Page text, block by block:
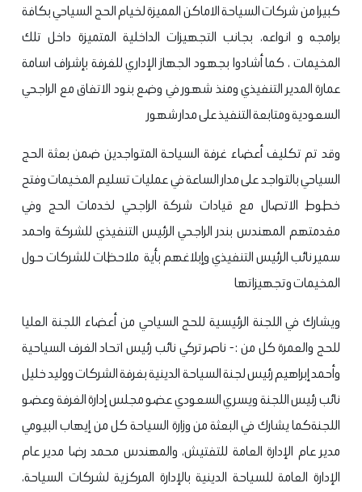
كبيرا من شركات السياحة الاماكن المميزة لخيام الحج السياحي بكافة
برامجه و انواعه، بجانب التجهيزات الداخلية المتميزة داخل تلك
المخيمات ، كما أشادوا بجهود الجهاز الإداري للغرفة بإشراف اسامة
عمارة المدير التنفيذي ومنذ شهور في وضع بنود الاتفاق مع الراجحي
السعودية ومتابعة التنفيذ على مدار شهور
وقد تم تكليف أعضاء غرفة السياحة المتواجدين ضمن بعثة الحج
السياحي بالتواجد على مدار الساعة في عمليات تسليم المخيمات وفتح
خطوط الاتصال مع قيادات شركة الراجحي لخدمات الحج وفي
مقدمتهم المهندس بندر الراجحي الرئيس التنفيذي للشركة واحمد
سمير نائب الرئيس التنفيذي وإبلاغهم بأية ملاحظات للشركات حول
المخيمات وتجهيزاتها
ويشارك في اللجنة الرئيسية للحج السياحي من أعضاء اللجنة العليا
للحج والعمرة كل من :- ناصر تركي نائب رئيس اتحاد الغرف السياحية
وأحمد إبراهيم رئيس لجنة السياحة الدينية بغرفة الشركات ووليد خليل
نائب رئيس اللجنة ويسري السعودي عضو مجلس إدارة الغرفة وعضو
اللجنةكما يشارك في البعثة من وزارة السياحة كل من إيهاب البيومي
مدير عام الإدارة العامة للتفتيش، والمهندس محمد رضا مدير عام
الإدارة العامة للسياحة الدينية بالإدارة المركزية لشركات السياحة،